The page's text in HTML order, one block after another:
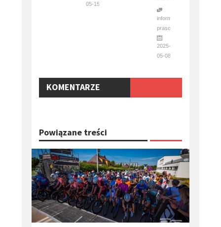
05-15
informacja
prasowa
2025-
05-08
KOMENTARZE
Powiązane treści